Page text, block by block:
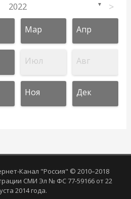
2022 ▼ >
Мар Апр
Июл Авг
Ноя Дек
Канал "Россия" © 2010–2018
СМИ Эл № ФС 77-59166 от 22
2014 года.